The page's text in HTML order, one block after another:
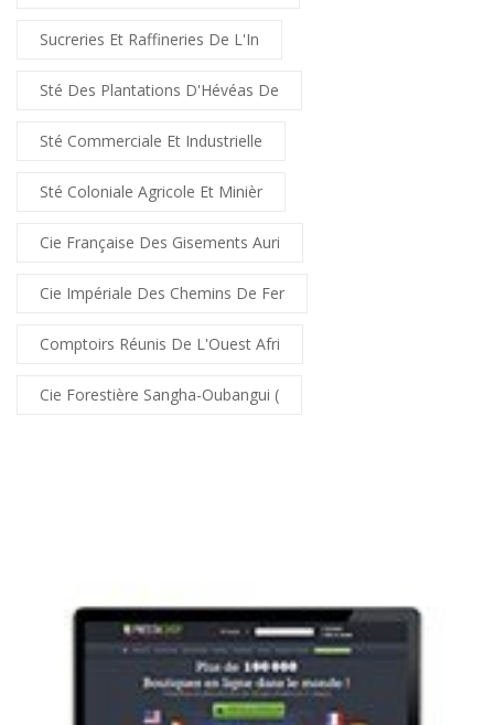
Sucreries Et Raffineries De L'In
Sté Des Plantations D'Hévéas De
Sté Commerciale Et Industrielle
Sté Coloniale Agricole Et Minièr
Cie Française Des Gisements Auri
Cie Impériale Des Chemins De Fer
Comptoirs Réunis De L'Ouest Afri
Cie Forestière Sangha-Oubangui (